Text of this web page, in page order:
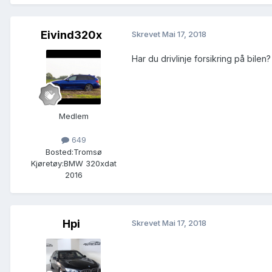
Eivind320x
Medlem
649
Bosted:Tromsø
Kjøretøy:BMW 320xdat
2016
SkrevetMai 17, 2018
Har du drivlinje forsikring på bilen?
Hpi SkrevetMai 17, 2018